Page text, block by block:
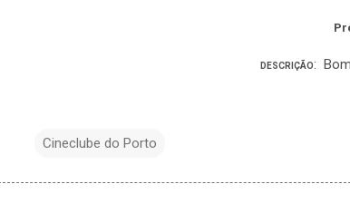
DESCRIÇÃO:
Cineclube do Porto